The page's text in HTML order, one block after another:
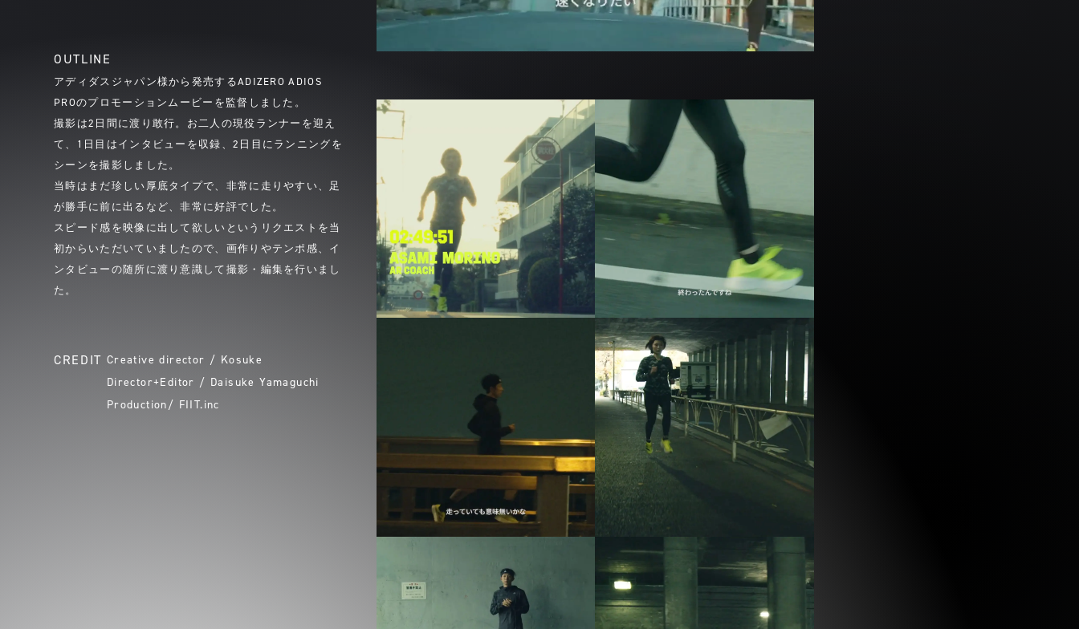
OUTLINE
アディダスジャパン様から発売するADIZERO ADIOS
PROのプロモーションムービーを監督しました。
撮影は2日間に渡り敢行。お二人の現役ランナーを迎え
て、1日目はインタビューを収録、2日目にランニングを
シーンを撮影しました。
当時はまだ珍しい厚底タイプで、非常に走りやすい、足
が勝手に前に出るなど、非常に好評でした。
スピード感を映像に出して欲しいというリクエストを当
初からいただいていましたので、画作りやテンポ感、イ
ンタビューの随所に渡り意識して撮影・編集を行いまし
た。
CREDIT Creative director / Kosuke
Director+Editor / Daisuke Yamaguchi
Production/ FIIT.inc